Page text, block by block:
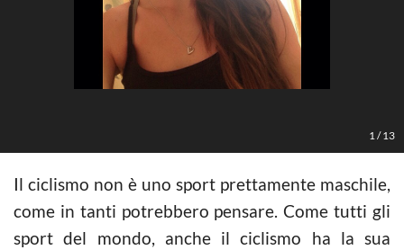
1 /13
Il ciclismo non è uno sport prettamente maschile,
come in tanti potrebbero pensare. Come tutti gli
sport del mondo, anche il ciclismo ha la sua